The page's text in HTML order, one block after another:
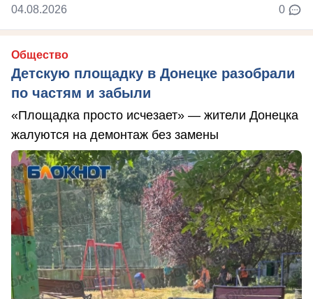
04.08.2026 0
Общество
Детскую площадку в Донецке разобрали
по частям и забыли
«Площадка просто исчезает» — жители Донецка
жалуются на демонтаж без замены